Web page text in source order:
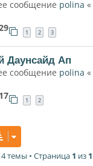
сообщение polina «
1 2 3
Даунсайд Ап
сообщение polina «
17 1 2
4 темы • Страница 1 из 1